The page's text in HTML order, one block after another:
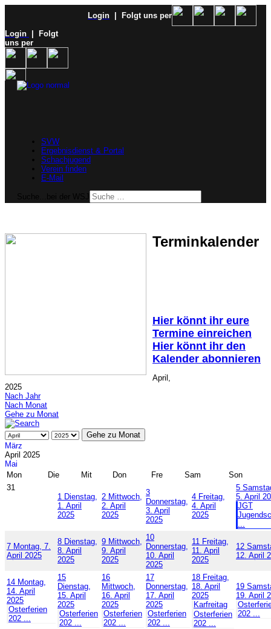
Login
| Folgt uns per
Login
| Folgt
uns per
SVW
Ergebnisdienst & Portal
Schachjugend
Verein finden
E-Mail
Terminkalender
Hier könnt ihr eure
Termine einreichen
Hier könnt ihr den
Kalender abonnieren
April,
2025
Nach Jahr
Nach Monat
Gehe zu Monat
Gehe zu Monat
März
April 2025
Mai
Mon
Die Mit Don Fre Sam
Son
31
1 Dienstag,
1. April
2025
2 Mittwoch,
2. April
2025
3
Donnerstag,
3. April
2025
4 Freitag,
4. April
2025
5
5. April
JGT
7 Montag, 7.
April 2025
8 Dienstag,
8. April
2025
9 Mittwoch,
9. April
2025
10
Donnerstag,
10. April
2025
11 Freitag,
11. April
2025
12
12. April
14 Montag,
14. April
2025
Osterferien
202 ...
15
Dienstag,
15. April
2025
Osterferien
202 ...
16
Mittwoch,
16. April
2025
Osterferien
202 ...
17
Donnerstag,
17. April
2025
Osterferien
202 ...
18 Freitag,
18. April
2025
Karfreitag
Osterferien
202 ...
19
19. April
202 ...